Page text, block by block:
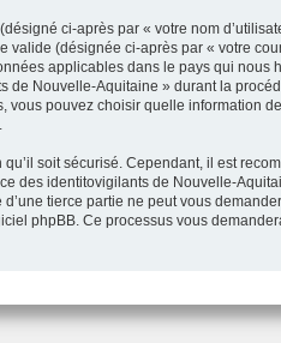
ci-après par « votre nom
valide (désignée ci-après par « votre
applicables dans le pays qui nous
Nouvelle-Aquitaine » durant la
pouvez choisir quelle information
soit sécurisé. Cependant, il est
des identitovigilants de Nouvelle-
tierce partie ne peut vous
phpBB. Ce processus vous